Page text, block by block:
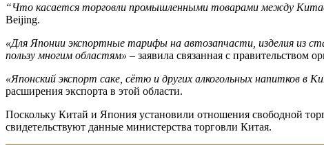
“Что касается торговли промышленными товарами между
Beijing.
«Для Японии экспортные тарифы на автозапчасти, изделия из
пользу многим областям» – заявила связанная с правительством
«Японский экспорт саке, сётю и других алкогольных напитков
расширения экспорта в этой области.
Поскольку Китай и Япония установили отношения свободной
свидетельствуют данные министерства торговли Китая.